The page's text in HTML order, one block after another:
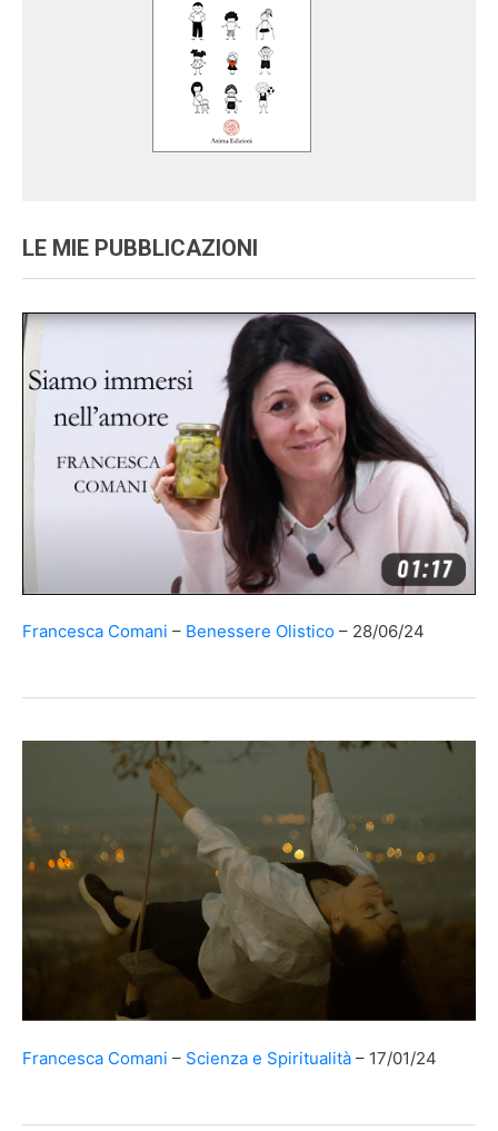
LE MIE PUBBLICAZIONI
Francesca Comani Benessere Olistico 28/06/24
Francesca Comani Scienza e Spiritualità 17/01/24